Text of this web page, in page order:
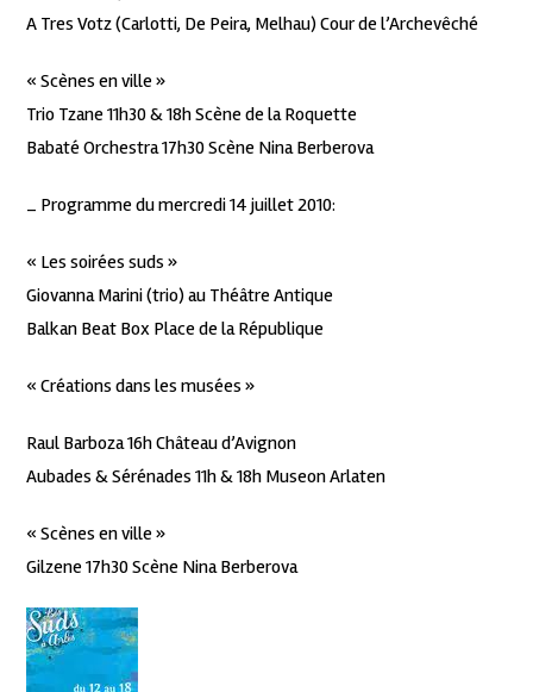
A Tres Votz (Carlotti, De Peira, Melhau) Cour de l’Archevêché
« Scènes en ville »
Trio Tzane 11h30 & 18h Scène de la Roquette
Babaté Orchestra 17h30 Scène Nina Berberova
_ Programme du mercredi 14 juillet 2010:
« Les soirées suds »
Giovanna Marini (trio) au Théâtre Antique
Balkan Beat Box Place de la République
« Créations dans les musées »
Raul Barboza 16h Château d’Avignon
Aubades & Sérénades 11h & 18h Museon Arlaten
« Scènes en ville »
Gilzene 17h30 Scène Nina Berberova